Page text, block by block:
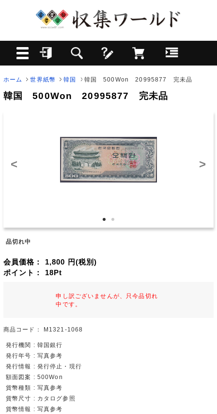
ホーム 世界紙幣 韓国 韓国 500Won 20995877 完未品
韓国 500Won 20995877 完未品
< >
品切れ中
会員価格： 1,800 円(税別)
ポイント： 18Pt
申し訳ございませんが、只今品切れ
中です。
商品コード： M1321-1068
発行機関 : 韓国銀行
発行年号 : 写真参考
発行情報 : 発行停止・現行
額面図案 : 500Won
貨幣種類 : 写真参考
貨幣尺寸 : カタログ参照
貨幣情報 : 写真参考